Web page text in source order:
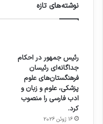
نوشته‌های تازه
رئیس جمهور در احکام
جداگانه‌ای رئیسان
فرهنگستان‌های علوم
پزشکی، علوم و زبان و
ادب فارسی را منصوب
کرد.
16 ژوئن 2026